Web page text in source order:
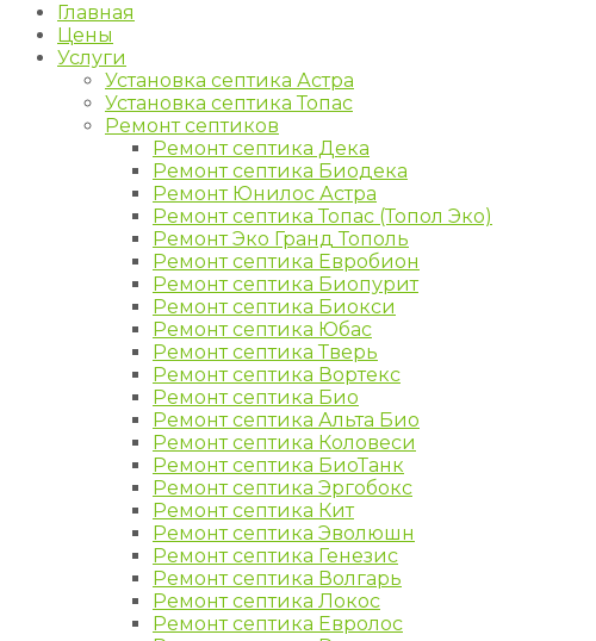
Главная
Цены
Услуги
Установка септика Астра
Установка септика Топас
Ремонт септиков
Ремонт септика Дека
Ремонт септика Биодека
Ремонт Юнилос Астра
Ремонт септика Топас (Топол Эко)
Ремонт Эко Гранд Тополь
Ремонт септика Евробион
Ремонт септика Биопурит
Ремонт септика Биокси
Ремонт септика Юбас
Ремонт септика Тверь
Ремонт септика Вортекс
Ремонт септика Био
Ремонт септика Альта Био
Ремонт септика Коловеси
Ремонт септика БиоТанк
Ремонт септика Эргобокс
Ремонт септика Кит
Ремонт септика Эволюшн
Ремонт септика Генезис
Ремонт септика Волгарь
Ремонт септика Локос
Ремонт септика Евролос